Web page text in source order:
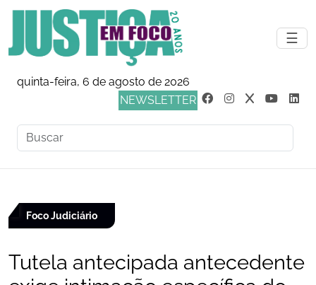
☰
quinta-feira, 6 de agosto de 2026
NEWSLETTER
Foco Judiciário
Tutela antecipada antecedente